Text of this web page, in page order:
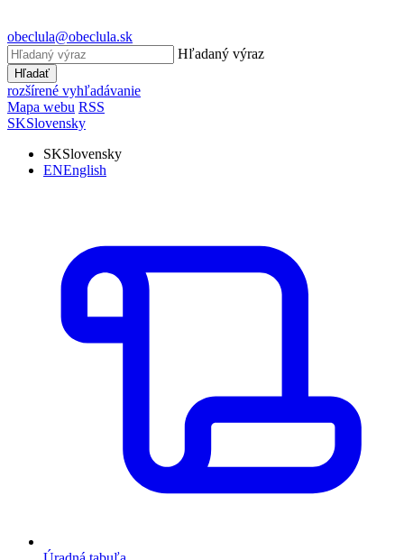
obeclula@obeclula.sk
Hľadaný výraz
Hľadať
rozšírené vyhľadávanie
Mapa webu RSS
SKSlovensky
SKSlovensky
ENEnglish